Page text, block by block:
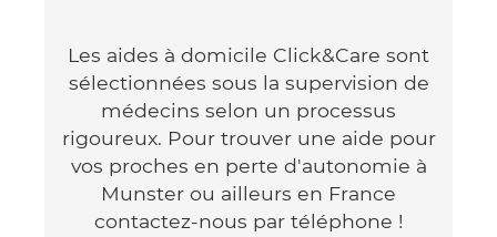
Les aides à domicile Click&Care sont
sélectionnées sous la supervision de
médecins selon un processus
rigoureux. Pour trouver une aide pour
vos proches en perte d'autonomie à
Munster ou ailleurs en France
contactez-nous par téléphone !